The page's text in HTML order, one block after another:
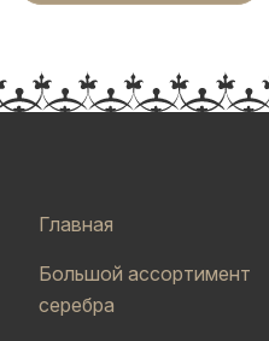
Главная
Большой ассортимент
серебра